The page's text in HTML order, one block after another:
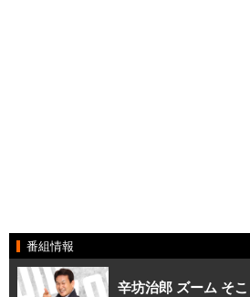
番組情報
辛坊治郎 ズーム そこ